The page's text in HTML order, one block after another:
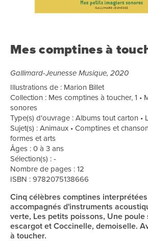
Mes comptines à
Gallimard-Jeunesse Musique, 2020
Illustrations de : Marion Billet
Collection : Mes comptines à toucher, 1 •
sonores
Type(s) d'ouvrage : Albums tout carton •
Sujet(s) : Animaux • Comptines et
formes et arts
Âges : 0 à 3 ans
Sélection(s) : -
Nombre de pages : 12
ISBN : 9782075138666
Cinq célèbres comptines
accompagnés d'instruments
verte, Les petits poissons, Une poule
escargot et Coccinelle, demoiselle.
à toucher.